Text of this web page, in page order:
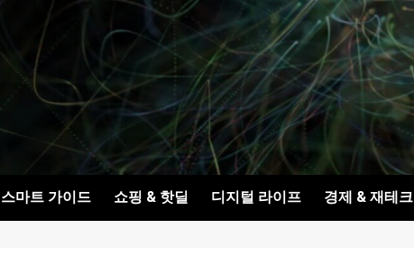
스마트 가이드 쇼핑 & 핫딜 디지털 라이프 경제 & 재테크